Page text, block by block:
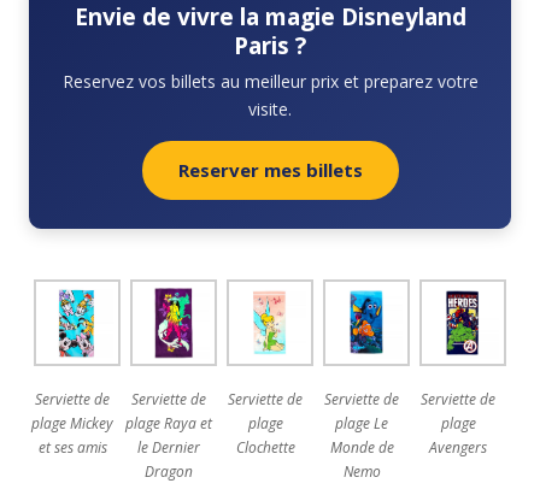
Envie de vivre la magie Disneyland
Paris ?
Reservez vos billets au meilleur prix et preparez votre
visite.
Reserver mes billets
Serviette de
plage Mickey
et ses amis
Serviette de
plage Raya et
le Dernier
Dragon
Serviette de
plage
Clochette
Serviette de
plage Le
Monde de
Nemo
Serviette de
plage
Avengers